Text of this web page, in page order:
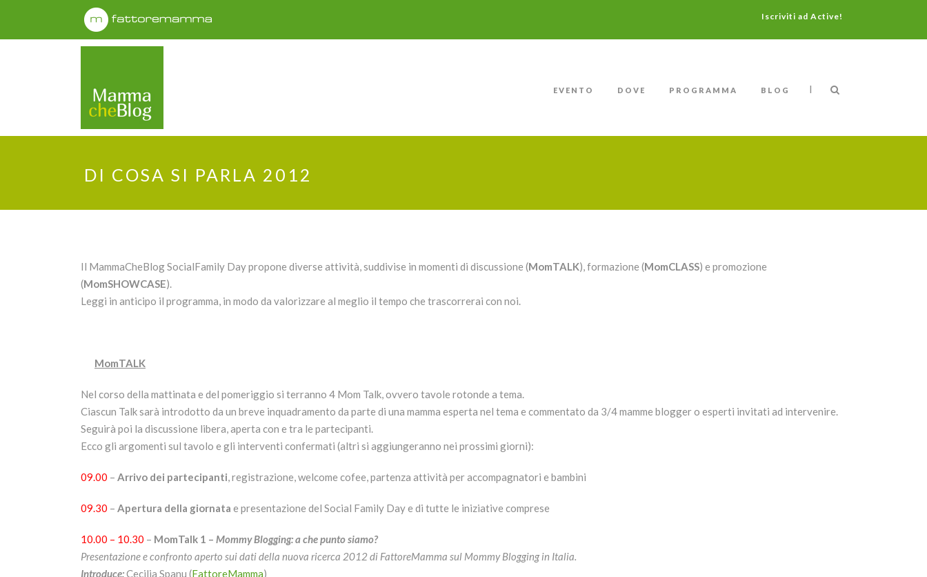
Iscriviti ad Active!
EVENTO DOVE PROGRAMMA BLOG |
DI COSA SI PARLA 2012
Il MammaCheBlog SocialFamily Day propone diverse attività, suddivise in momenti di discussione (MomTALK), formazione (MomCLASS) e promozione
(MomSHOWCASE).
Leggi in anticipo il programma, in modo da valorizzare al meglio il tempo che trascorrerai con noi.
MomTALK
Nel corso della mattinata e del pomeriggio si terranno 4 Mom Talk, ovvero tavole rotonde a tema.
Ciascun Talk sarà introdotto da un breve inquadramento da parte di una mamma esperta nel tema e commentato da 3/4 mamme blogger o esperti invitati ad intervenire.
Seguirà poi la discussione libera, aperta con e tra le partecipanti.
Ecco gli argomenti sul tavolo e gli interventi confermati (altri si aggiungeranno nei prossimi giorni):
09.00 – Arrivo dei partecipanti, registrazione, welcome cofee, partenza attività per accompagnatori e bambini
09.30 – Apertura della giornata e presentazione del Social Family Day e di tutte le iniziative comprese
10.00 – 10.30 – MomTalk 1 – Mommy Blogging: a che punto siamo?
Presentazione e confronto aperto sui dati della nuova ricerca 2012 di FattoreMamma sul Mommy Blogging in Italia.
Introduce:Cecilia Spanu (FattoreMamma)